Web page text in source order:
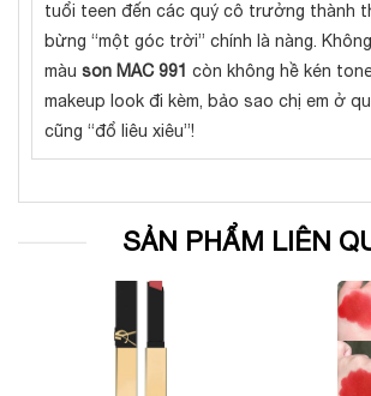
tuổi teen đến các quý cô trưởng thành
bừng “một góc trời” chính là nàng.
màu son MAC 991 còn không hề kén
makeup look đi kèm, bảo sao chị em ở
cũng “đổ liêu xiêu”!
SẢN PHẨM LIÊN